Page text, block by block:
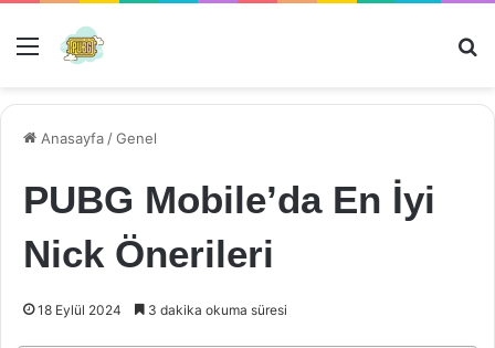
Menü
Anasayfa /Genel
PUBG Mobile’da En İyi
Nick Önerileri
18 Eylül 2024 3 dakika okuma süresi